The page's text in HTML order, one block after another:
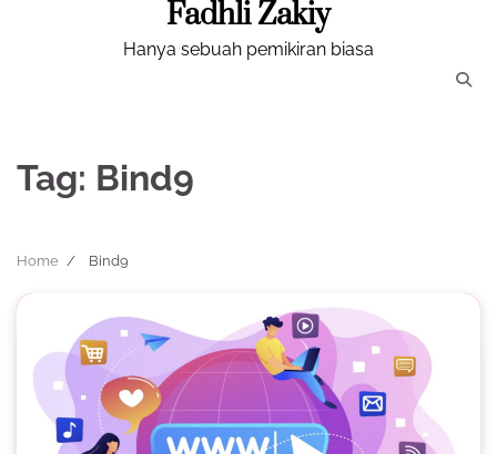
Fadhli Zakiy
Hanya sebuah pemikiran biasa
Tag: Bind9
Home Bind9